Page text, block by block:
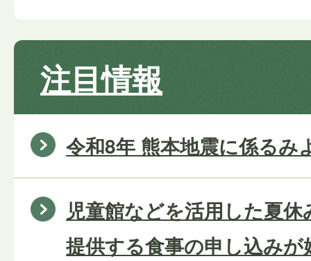
注目情報
令和8年 熊本地震に係るみ
児童館などを活用した夏
提供する食事の申し込み